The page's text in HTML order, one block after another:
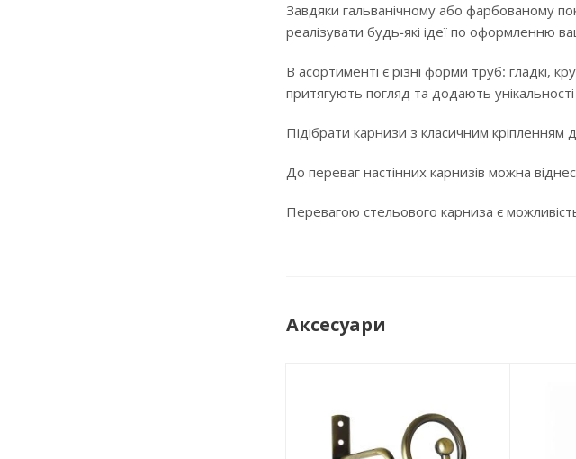
Завдяки гальванічному або фарбованому
реалізувати будь-які ідеї по оформленню
В асортименті є різні форми труб: гладкі,
притягують погляд та додають унікальності
Підібрати карнизи з класичним
До переваг настінних карнизів можна
Перевагою стельового карниза є
Аксесуари